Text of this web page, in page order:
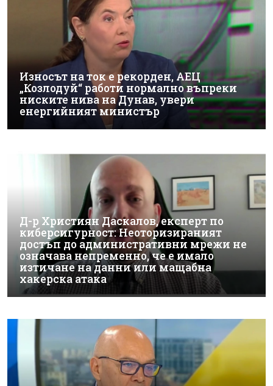
Износът на ток е рекорден, АЕЦ
„Козлодуй“ работи нормално въпреки
ниските нива на Дунав, увери
енергийният министър
Д-р Християн Даскалов, експерт по
киберсигурност: Неоторизираният
достъп до административни мрежи не
означава непременно, че е имало
изтичане на данни или мащабна
хакерска атака